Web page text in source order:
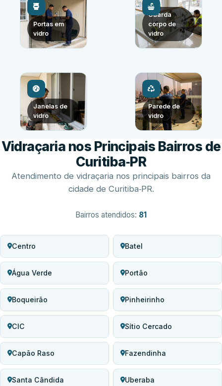
Portas em
vidro
Guarda
corpo de
vidro
Janelas de
vidro
Parede de
vidro
Vidraçaria nos Principais Bairros de
Curitiba‑PR
Atendimento de vidraçaria nos principais bairros da
cidade de Curitiba‑PR.
Bairros atendidos: 81
Centro Batel
Água Verde Portão
Boqueirão Pinheirinho
CIC Sítio Cercado
Capão Raso Fazendinha
Santa Cândida Uberaba